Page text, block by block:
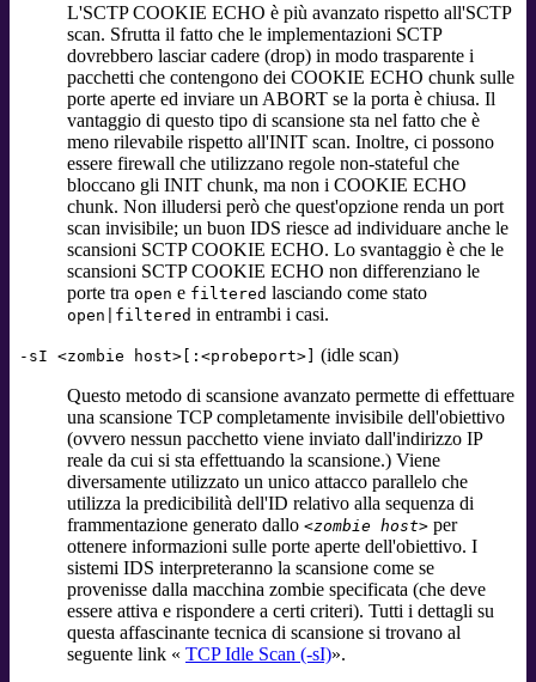
L'SCTP COOKIE ECHO è più avanzato rispetto all'SCTP
scan. Sfrutta il fatto che le implementazioni SCTP
dovrebbero lasciar cadere (drop) in modo trasparente i
pacchetti che contengono dei COOKIE ECHO chunk sulle
porte aperte ed inviare un ABORT se la porta è chiusa. Il
vantaggio di questo tipo di scansione sta nel fatto che è
meno rilevabile rispetto all'INIT scan. Inoltre, ci possono
essere firewall che utilizzano regole non-stateful che
bloccano gli INIT chunk, ma non i COOKIE ECHO
chunk. Non illudersi però che quest'opzione renda un port
scan invisibile; un buon IDS riesce ad individuare anche le
scansioni SCTP COOKIE ECHO. Lo svantaggio è che le
scansioni SCTP COOKIE ECHO non differenziano le
porte tra open e filtered lasciando come stato
open|filtered in entrambi i casi.
-sI <zombie host>[:<probeport>]
(idle scan)
Questo metodo di scansione avanzato permette di effettuare
una scansione TCP completamente invisibile dell'obiettivo
(ovvero nessun pacchetto viene inviato dall'indirizzo IP
reale da cui si sta effettuando la scansione.) Viene
diversamente utilizzato un unico attacco parallelo che
utilizza la predicibilità dell'ID relativo alla sequenza di
frammentazione generato dallo <zombie host> per
ottenere informazioni sulle porte aperte dell'obiettivo. I
sistemi IDS interpreteranno la scansione come se
provenisse dalla macchina zombie specificata (che deve
essere attiva e rispondere a certi criteri). Tutti i dettagli su
questa affascinante tecnica di scansione si trovano al
seguente link « TCP Idle Scan (-sI)».